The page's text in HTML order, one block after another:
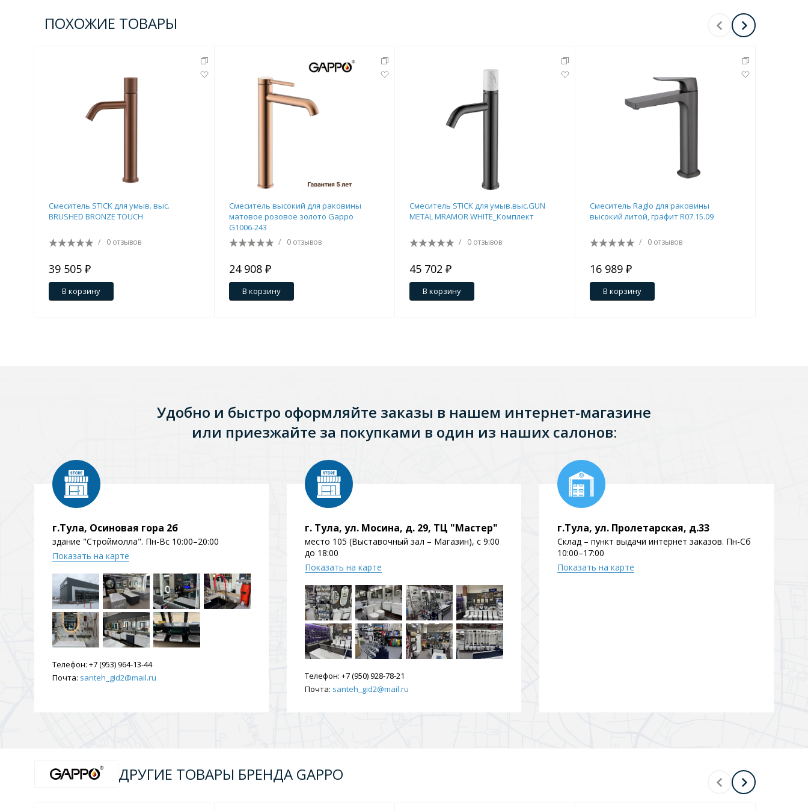
ПОХОЖИЕ ТОВАРЫ
Смеситель STICK для умыв. выс.
BRUSHED BRONZE TOUCH
/ 0 отзывов
39 505 ₽
В корзину
Смеситель высокий для раковины
матовое розовое золото Gappo
G1006-243
/ 0 отзывов
24 908 ₽
В корзину
Смеситель STICK для умыв.выс.GUN
METAL MRAMOR WHITE_Комплект
/ 0 отзывов
45 702 ₽
В корзину
Смеситель Raglo для раковины
высокий литой, графит R07.15.09
/ 0 отзывов
16 989 ₽
В корзину
Удобно и быстро оформляйте заказы в нашем интернет-магазине
или приезжайте за покупками в один из наших салонов:
г.Тула, Осиновая гора 2б
здание "Строймолла". Пн-Вс 10:00–20:00
Показать на карте
Телефон: +7 (953) 964-13-44
Почта: santeh_gid2@mail.ru
г. Тула, ул. Мосина, д. 29, ТЦ "Мастер"
место 105 (Выставочный зал – Магазин), с 9:00
до 18:00
Показать на карте
Телефон: +7 (950) 928-78-21
Почта: santeh_gid2@mail.ru
г.Тула, ул. Пролетарская, д.33
Склад – пункт выдачи интернет заказов. Пн-Сб
10:00–17:00
Показать на карте
ДРУГИЕ ТОВАРЫ БРЕНДА GAPPO